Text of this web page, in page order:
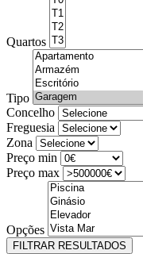
Quartos
Tipo
Concelho
Freguesia
Zona
Preço min
Preço max
Opções